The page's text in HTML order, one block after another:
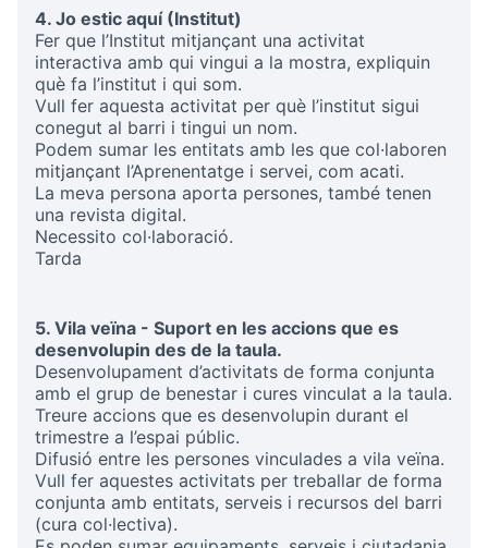
4. Jo estic aquí (Institut)
Fer que l’Institut mitjançant una activitat
interactiva amb qui vingui a la mostra, expliquin
què fa l’institut i qui som.
Vull fer aquesta activitat per què l’institut sigui
conegut al barri i tingui un nom.
Podem sumar les entitats amb les que col·laboren
mitjançant l’Aprenentatge i servei, com acati.
La meva persona aporta persones, també tenen
una revista digital.
Necessito col·laboració.
Tarda
5. Vila veïna - Suport en les accions que es
desenvolupin des de la taula.
Desenvolupament d’activitats de forma conjunta
amb el grup de benestar i cures vinculat a la taula.
Treure accions que es desenvolupin durant el
trimestre a l’espai públic.
Difusió entre les persones vinculades a vila veïna.
Vull fer aquestes activitats per treballar de forma
conjunta amb entitats, serveis i recursos del barri
(cura col·lectiva).